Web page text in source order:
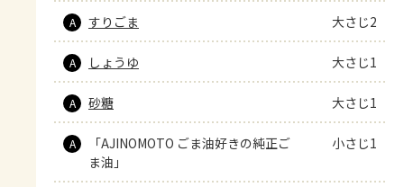
A すりごま 大さじ2
A しょうゆ 大さじ1
A 砂糖 大さじ1
A
「AJINOMOTO ごま油好きの純正ご
ま油」
小さじ1